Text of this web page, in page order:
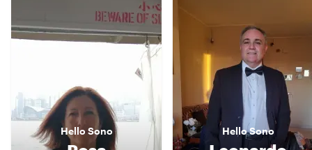
Hello Sono HelloSono